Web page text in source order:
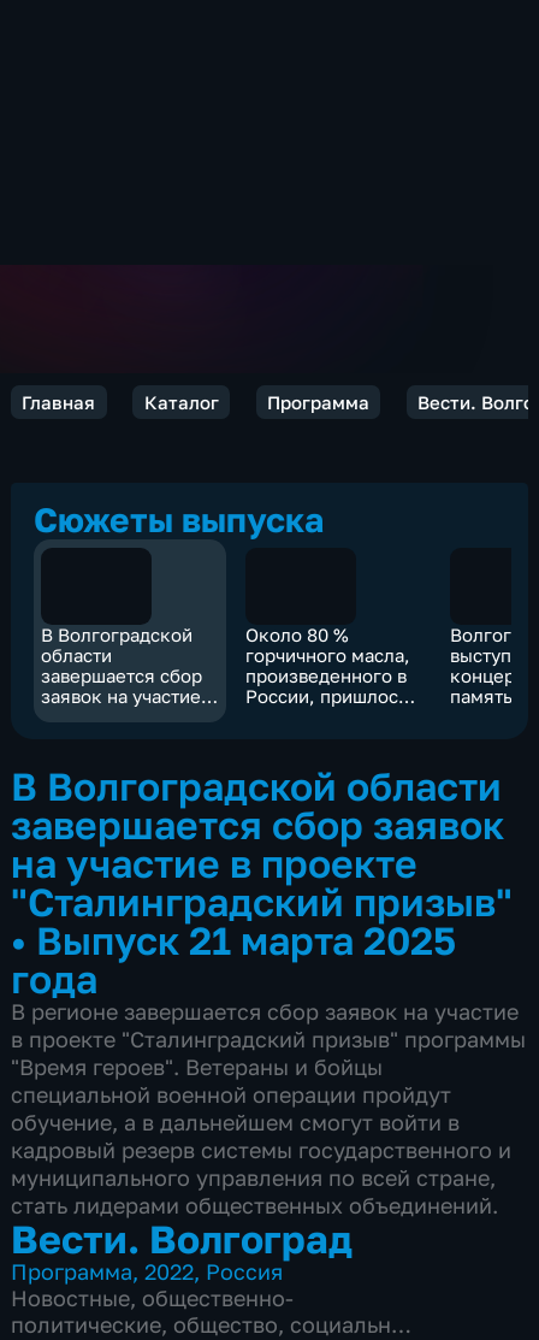
Главная Каталог Программа Вести.
Сюжеты выпуска
В Волгоградской
области
завершается сбор
заявок на участие в
проекте
Около 80 %
горчичного масла,
произведенного в
России, пришлось
память о
В Волгоградской области
завершается сбор заявок
на участие в проекте
"Сталинградский призыв"
• Выпуск 21 марта 2025
года
В регионе завершается сбор заявок на участие
в проекте "Сталинградский призыв" программы
"Время героев". Ветераны и бойцы
специальной военной операции пройдут
обучение, а в дальнейшем смогут войти в
кадровый резерв системы государственного и
муниципального управления по всей стране,
стать лидерами общественных объединений.
Вести. Волгоград
Программа,2022, Россия
Новостные, общественно-
политические, общество, социально-